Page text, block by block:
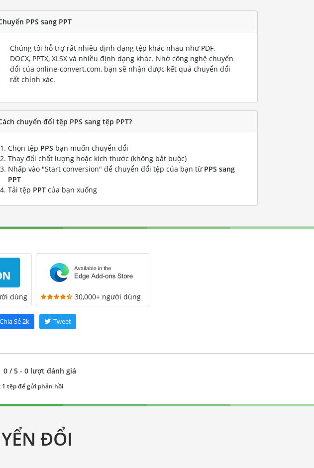
PPS sang PPT
Chúng tôi hỗ trợ rất nhiều định dạng tệp khác nhau như PDF,
DOCX, PPTX, XLSX và nhiều định dạng khác. Nhờ công nghệ chuyển
đổi của online-convert.com, bạn sẽ nhận được kết quả chuyển đổi
rất chính xác.
chuyển đổi tệp PPS sang tệp PPT?
Chọn tệp PPS bạn muốn chuyển đổi
Thay đổi chất lượng hoặc kích thước (không bắt buộc)
Nhấp vào "Start conversion" để chuyển đổi tệp của bạn từ PPS sang
PPT
Tải tệp PPT của bạn xuống
dùng 30,000+ người dùng
Chia Sẻ2k Tweet
0 / 5 - 0 lượt đánh giá
tệp để gửi phản hồi
ĐỔI